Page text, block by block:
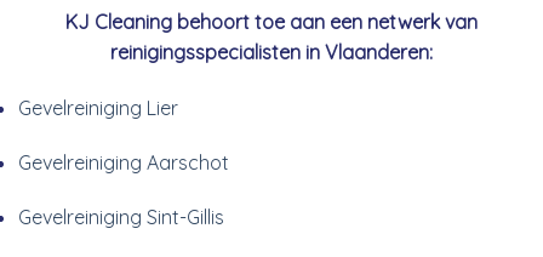
KJ Cleaning behoort toe aan een netwerk van
reinigingsspecialisten in Vlaanderen:
Gevelreiniging Lier
Gevelreiniging Aarschot
Gevelreiniging Sint-Gillis